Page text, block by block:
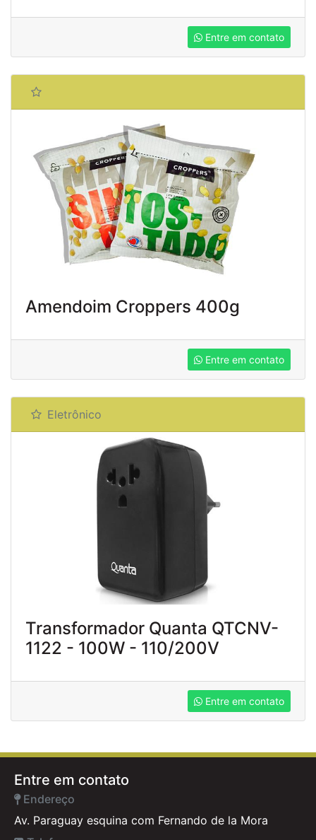
Entre em contato
Amendoim Croppers 400g
Entre em contato
Eletrônico
Transformador Quanta QTCNV-
1122 - 100W - 110/200V
Entre em contato
Entre em contato
Endereço
Av. Paraguay esquina com Fernando de la Mora